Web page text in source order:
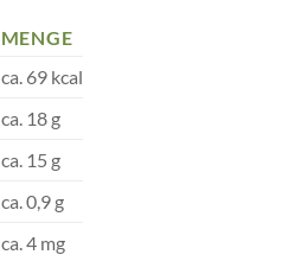
MENGE
ca. 69 kcal
ca. 18 g
ca. 15 g
ca. 0,9 g
ca. 4 mg